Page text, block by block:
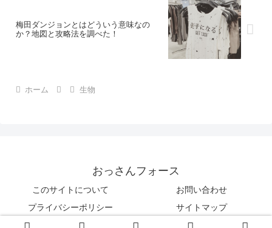
梅田ダンジョンとはどういう意味なの
か？地図と攻略法を調べた！
ホーム 生物
おっさんフォース
このサイトについて
お問い合わせ
プライバシーポリシー
サイトマップ